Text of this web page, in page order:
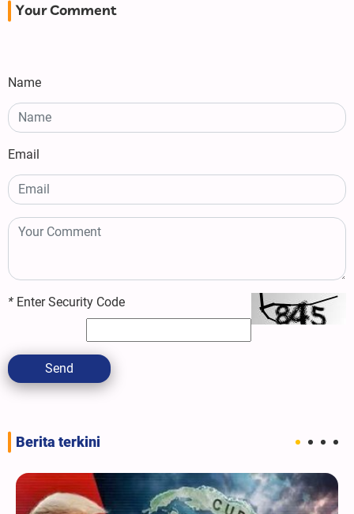
Your Comment
Name
Email
* Enter Security Code
Send
Berita terkini